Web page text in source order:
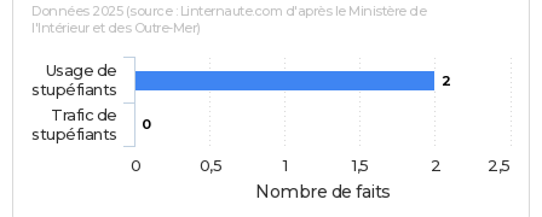
Nombre de faits
Données 2025 (source : Linternaute.com d'après le Ministère de
l'Intérieur et des Outre-Mer)
2
0
Usage de
stupéfiants
Trafic de
stupéfiants
0
0,5 1 1,5 2 2,5